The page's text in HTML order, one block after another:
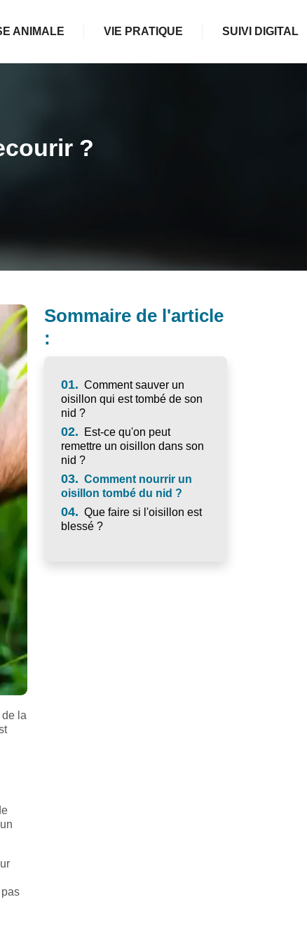
ANIMALE VIE PRATIQUE SUIVI DIGITAL
?
la
Sommaire de l'article
:
01. Comment sauver un
oisillon qui est tombé de son
nid ?
02.
Est-ce qu'on peut
remettre un oisillon dans son
nid ?
03. Comment nourrir un
oisillon tombé du nid ?
04. Que faire si l'oisillon est
blessé ?